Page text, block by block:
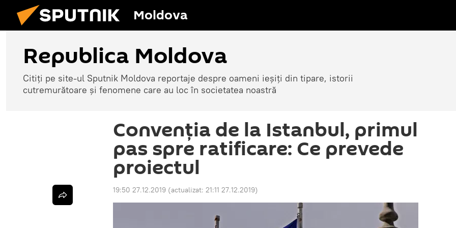
Moldova
Republica Moldova
Citiți pe site-ul Sputnik Moldova reportaje despre oameni ieșiți din tipare, istorii
cutremurătoare și fenomene care au loc în societatea noastră
Convenția de la Istanbul, primul
pas spre ratificare: Ce prevede
proiectul
19:50 27.12.2019 (actualizat: 21:11 27.12.2019)